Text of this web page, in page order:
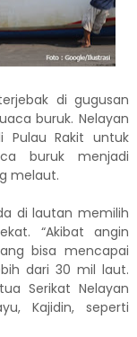
di gugusan
buruk. Nelayan
Pulau Rakit untuk
buruk menjadi
melaut.
di lautan memilih
“Akibat angin
bisa mencapai
dari 30 mil laut.
Serikat Nelayan
Kajidin, seperti